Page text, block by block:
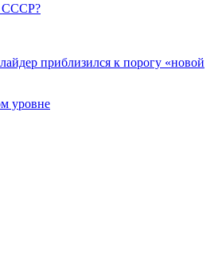
СССР?
приблизился к порогу «новой
уровне